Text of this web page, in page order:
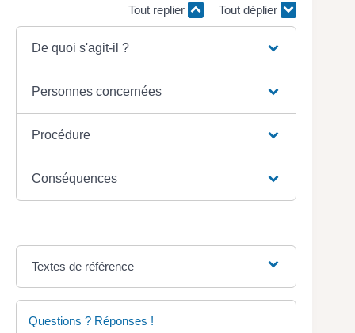
Tout replier Tout déplier
De quoi s'agit-il ?
Personnes concernées
Procédure
Conséquences
Textes de référence
Questions ? Réponses !